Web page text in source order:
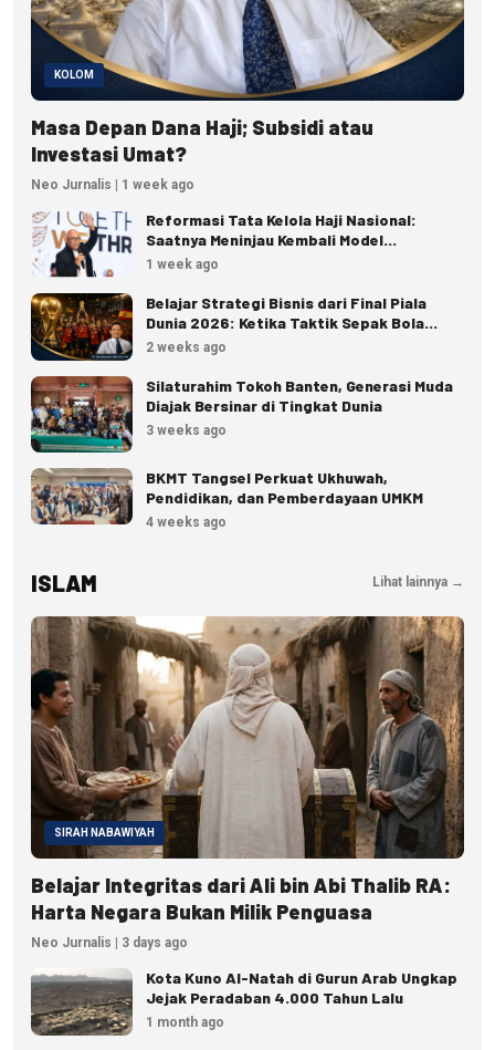
KOLOM
Masa Depan Dana Haji; Subsidi atau
Investasi Umat?
Neo Jurnalis | 1 week ago
Reformasi Tata Kelola Haji Nasional:
Saatnya Meninjau Kembali Model
Pengelolaan Haji Reguler
1 week ago
Belajar Strategi Bisnis dari Final Piala
Dunia 2026: Ketika Taktik Sepak Bola
Menjadi Inspirasi Kesuksesan Bisnis
2 weeks ago
Silaturahim Tokoh Banten, Generasi Muda
Diajak Bersinar di Tingkat Dunia
3 weeks ago
BKMT Tangsel Perkuat Ukhuwah,
Pendidikan, dan Pemberdayaan UMKM
4 weeks ago
ISLAM Lihat lainnya →
SIRAH NABAWIYAH
Belajar Integritas dari Ali bin Abi Thalib RA:
Harta Negara Bukan Milik Penguasa
Neo Jurnalis | 3 days ago
Kota Kuno Al-Natah di Gurun Arab Ungkap
Jejak Peradaban 4.000 Tahun Lalu
1 month ago